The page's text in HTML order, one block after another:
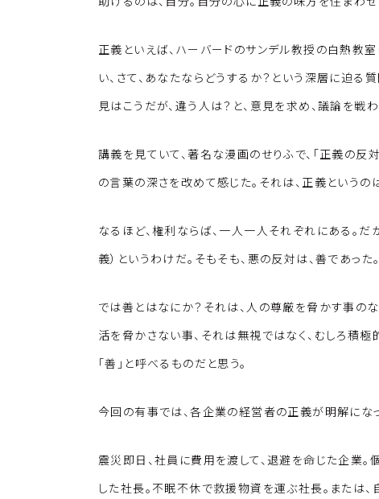
k o
k
正義といえば、ハーバードのサンデル教授の白熱教
い、さて、あなたならどうするか？という深層に迫る
見はこうだが、違う人は？と、意見を求め、議論を戦
講義を見ていて、著名な漫画のせりふで、「正義の反
の言葉の深さを改めて感じた。それは、正義というの
なるほど、権利ならば、一人一人それぞれにある。
義）というわけだ。そもそも、悪の反対は、善であった。
では善とはなにか？それは、人の尊厳を脅かす事の
活を脅かさない事、それは無視ではなく、むしろ積
「善」と呼べるものだと思う。
今回の有事では、各企業の経営者の正義が明解になっ
震災即日、社員に費用を渡して、退避を命じた企業
した社長。不眠不休で救援物資を運ぶ社長。または